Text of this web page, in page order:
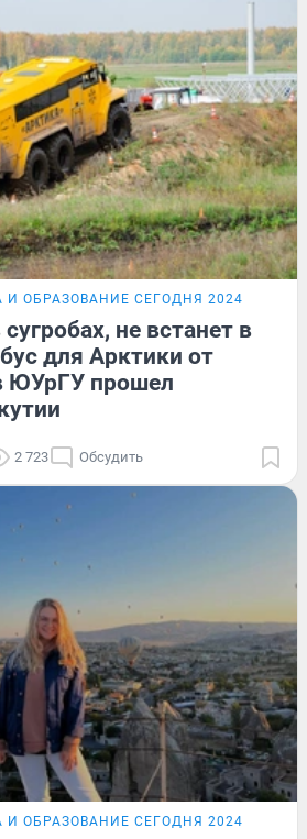
И ОБРАЗОВАНИЕ СЕГОДНЯ 2024
не встанет в
для Арктики от
ЮУрГУ прошел
2 723 Обсудить
И ОБРАЗОВАНИЕ СЕГОДНЯ 2024